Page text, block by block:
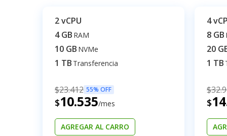
2 vCPU
4 GB RAM
10 GB NVMe
1 TB Transferencia
$23.412 55% OFF
$10.535/mes
AGREGAR AL CARRO
4
8 GB
20
1 TB
$
$